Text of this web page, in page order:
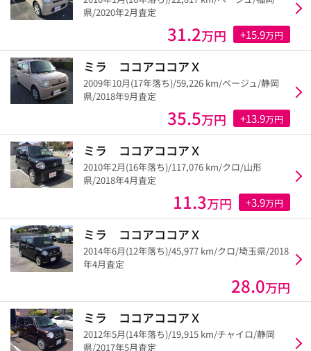
県/2020年2月査定
31.2万円 +15.9万円
ミラ ココアココアＸ
2009年10月(17年落ち)/59,226 km/ベージュ/静岡
県/2018年9月査定
35.5万円 +13.9万円
ミラ ココアココアＸ
2010年2月(16年落ち)/117,076 km/クロ/山形
県/2018年4月査定
11.3万円 +3.9万円
ミラ ココアココアＸ
2014年6月(12年落ち)/45,977 km/クロ/埼玉県/2018
年4月査定
28.0万円
ミラ ココアココアＸ
2012年5月(14年落ち)/19,915 km/チャイロ/静岡
県/2017年5月査定